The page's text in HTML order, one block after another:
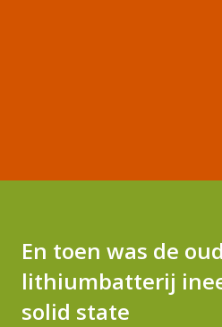
En toen was de
lithiumbatterij
solid state